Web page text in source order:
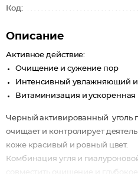
Код:
Описание
Активное действие:
Очищение и сужение пор
Интенсивный увлажняющий и
Витаминизация и
Черный активированный уголь
очищает и контролирует
коже красивый и ровный цвет.
Комбинация угля и